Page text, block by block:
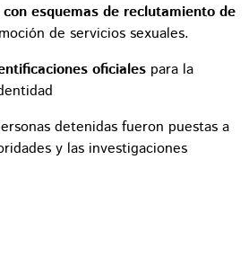
esquemas de reclutamiento de
de servicios sexuales.
oficiales para la
detenidas fueron puestas a
y las investigaciones